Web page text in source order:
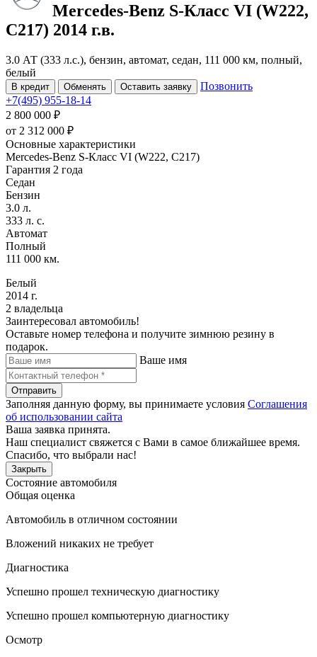
Mercedes-Benz S-Класс VI (W222,
C217) 2014 г.в.
3.0 АТ (333 л.с.), бензин, автомат, седан, 111 000 км, полный,
белый
В кредит Обменять Оставить заявку
Позвонить
+7(495) 955-18-14
2 800 000 ₽
от 2 312 000 ₽
Основные характеристики
Mercedes-Benz S-Класс VI (W222, C217)
Гарантия 2 года
Седан
Бензин
3.0 л.
333 л. с.
Автомат
Полный
111 000 км.
Белый
2014 г.
2 владельца
Заинтересовал автомобиль!
Оставьте номер телефона и получите зимнюю резину в
подарок.
Ваше имя
Отправить
Заполняя данную форму, вы принимаете условия Соглашения
об использовании сайта
Ваша заявка принята.
Наш специалист свяжется с Вами в самое ближайшее время.
Спасибо, что выбрали нас!
Закрыть
Состояние автомобиля
Общая оценка
Автомобиль в отличном состоянии
Вложений никаких не требует
Диагностика
Успешно прошел техническую диагностику
Успешно прошел компьютерную диагностику
Осмотр